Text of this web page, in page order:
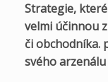
Strategie,
velmi účinnou
či obchodníka.
svého